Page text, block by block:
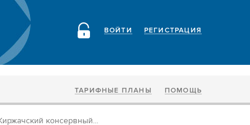
РЕГИСТРАЦИЯ
ВОЙТИ
ТАРИФНЫЕ ПЛАНЫ ПОМОЩЬ
консервный­­­­­­­...